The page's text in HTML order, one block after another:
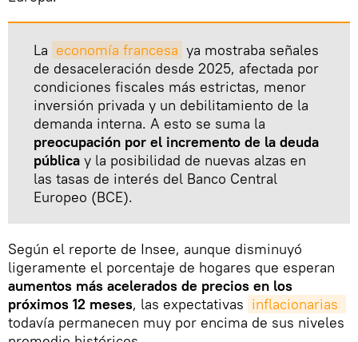
La economía francesa ya mostraba señales
de desaceleración desde 2025, afectada por
condiciones fiscales más estrictas, menor
inversión privada y un debilitamiento de la
demanda interna. A esto se suma la
preocupación por el incremento de la deuda
pública y la posibilidad de nuevas alzas en
las tasas de interés del Banco Central
Europeo (BCE).
Según el reporte de Insee, aunque disminuyó
ligeramente el porcentaje de hogares que esperan
aumentos más acelerados de precios en los
próximos 12 meses, las expectativas
todavía permanecen muy por encima de sus niveles